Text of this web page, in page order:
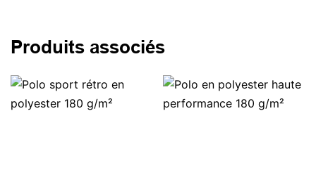
Produits associés